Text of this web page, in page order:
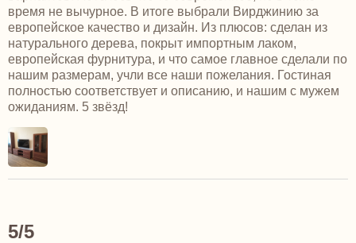
время не вычурное. В итоге выбрали Вирджинию за
европейское качество и дизайн. Из плюсов: сделан из
натурального дерева, покрыт импортным лаком,
европейская фурнитура, и что самое главное сделали по
нашим размерам, учли все наши пожелания. Гостиная
полностью соответствует и описанию, и нашим с мужем
ожиданиям. 5 звёзд!
5/5